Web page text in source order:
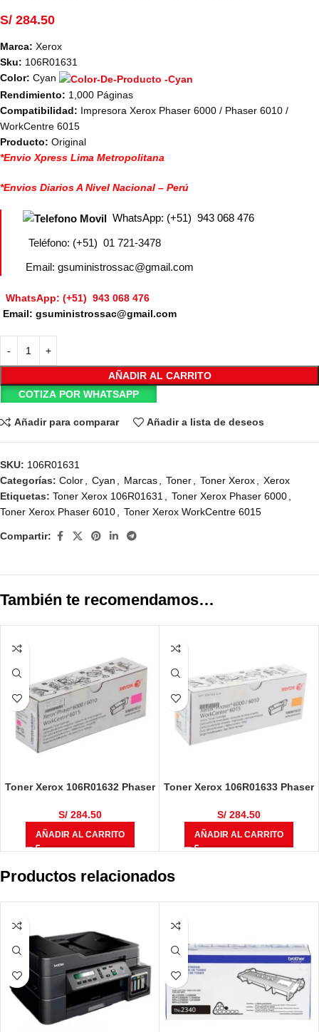
S/ 284.50
Marca: Xerox
Sku: 106R01631
Color: Cyan
Rendimiento: 1,000 Páginas
Compatibilidad: Impresora Xerox Phaser 6000 / Phaser 6010 /
WorkCentre 6015
Producto: Original
*Envio Xpress Lima Metropolitana
*Envios Diarios A Nivel Nacional – Perú
WhatsApp: (+51) 943 068 476
Teléfono: (+51) 01 721-3478
Email: gsuministrossac@gmail.com
WhatsApp: (+51) 943 068 476
Email: gsuministrossac@gmail.com
AÑADIR AL CARRITO
COTIZA POR WHATSAPP
Añadir para comparar Añadir a lista de deseos
SKU: 106R01631
Categorías: Color Cyan Marcas Toner Toner Xerox
Xerox
Etiquetas: Toner Xerox 106R01631 Toner Xerox Phaser 6000
Toner Xerox Phaser 6010
Toner Xerox WorkCentre 6015
Compartir:
También te recomendamos…
Toner Xerox 106R01632 Phaser
Magenta 1000 ​Páginas
S/284.50
AÑADIR AL CARRITO
Toner Xerox 106R01633 Phaser
Amarillo 1000 ​Páginas
S/284.50
AÑADIR AL CARRITO
Productos relacionados